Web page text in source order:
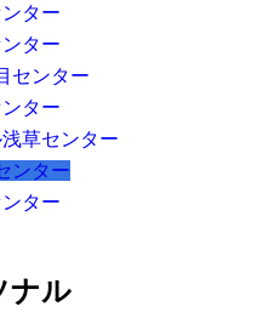
ター
ター
センター
ター
草センター
ンター
ター
ナル